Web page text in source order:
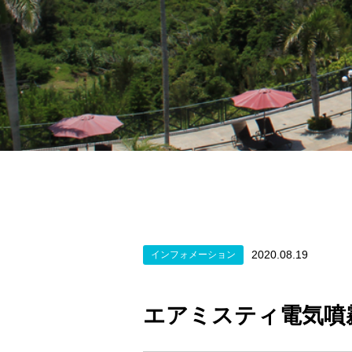
インフォメーション 2020.08.19
エアミスティ電気噴